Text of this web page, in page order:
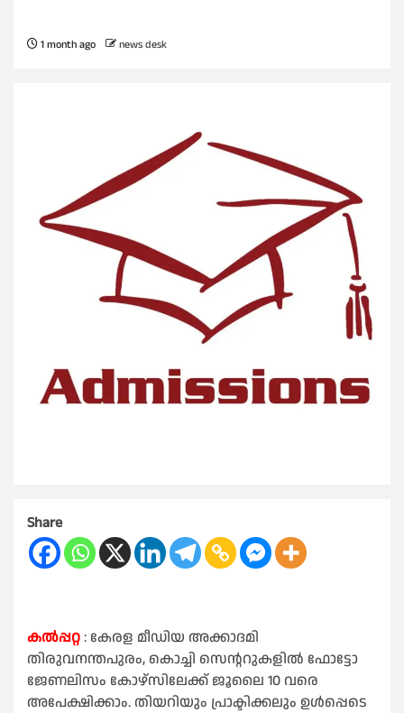
1 month ago news desk
Share
കൽപ്പറ്റ: കേരള മീഡിയ അക്കാദമി
തിരുവനന്തപുരം, കൊച്ചി സെന്ററുകളില്‍ ഫോട്ടോ
ജേണലിസം കോഴ്‌സിലേക്ക് ജൂലൈ 10 വരെ
അപേക്ഷിക്കാം. തിയറിയും പ്രാക്ടിക്കലും ഉള്‍പ്പെടെ